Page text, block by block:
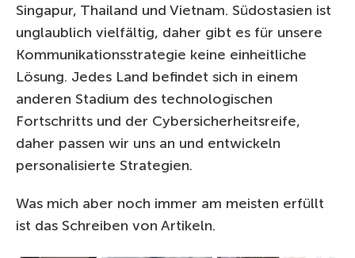
Singapur, Thailand und Vietnam. Südostasien ist
unglaublich vielfältig, daher gibt es für unsere
Kommunikationsstrategie keine einheitliche
Lösung. Jedes Land befindet sich in einem
anderen Stadium des technologischen
Fortschritts und der Cybersicherheitsreife,
daher passen wir uns an und entwickeln
personalisierte Strategien.
Was mich aber noch immer am meisten erfüllt
ist das Schreiben von Artikeln.